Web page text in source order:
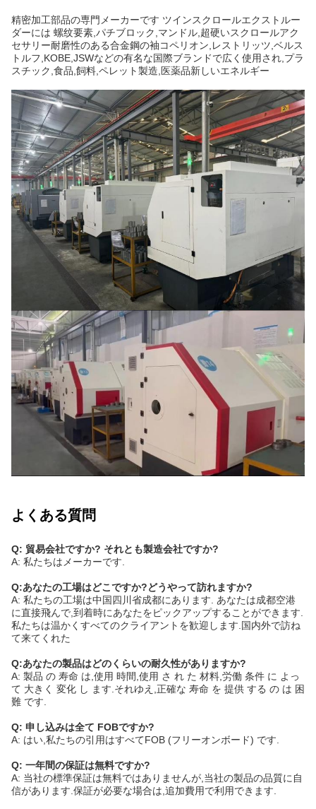
精密加工部品の専門メーカーです ツインスクロールエクストルー
ダーには 螺纹要素,パチブロック,マンドル,超硬いスクロールアク
セサリー耐磨性のある合金鋼の袖コペリオン,レストリッツ,ベルス
トルフ,KOBE,JSWなどの有名な国際ブランドで広く使用され,プラ
スチック,食品,飼料,ペレット製造,医薬品新しいエネルギー
よくある質問
Q: 貿易会社ですか? それとも製造会社ですか?
A: 私たちはメーカーです.
Q:あなたの工場はどこですか?どうやって訪れますか?
A: 私たちの工場は中国四川省成都にあります. あなたは成都空港
に直接飛んで,到着時にあなたをピックアップすることができます.
私たちは温かくすべてのクライアントを歓迎します.国内外で訪ね
て来てくれた
Q:あなたの製品はどのくらいの耐久性がありますか?
A: 製品 の 寿命 は,使用 時間,使用 さ れ た 材料,労働 条件 に よっ
て 大きく 変化 し ます.それゆえ,正確な 寿命 を 提供 する の は 困
難 です.
Q: 申し込みは全て FOBですか?
A: はい,私たちの引用はすべてFOB (フリーオンボード) です.
Q: 一年間の保証は無料ですか?
A: 当社の標準保証は無料ではありませんが,当社の製品の品質に自
信があります.保証が必要な場合は,追加費用で利用できます.